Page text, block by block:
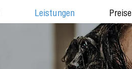
Leistungen Preise